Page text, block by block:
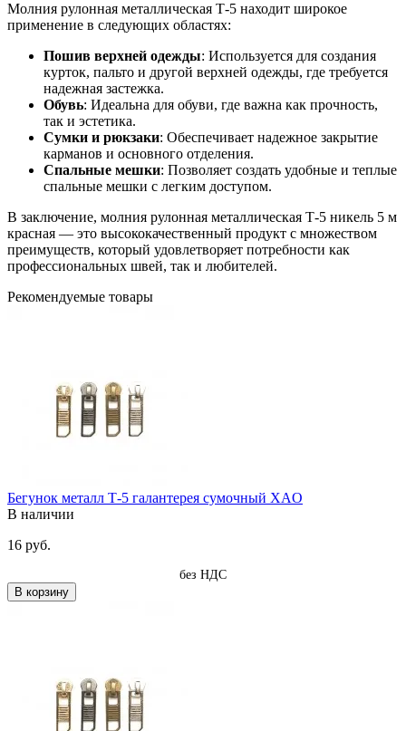
Молния рулонная металлическая Т-5 находит широкое
применение в следующих областях:
Пошив верхней одежды: Используется для создания
курток, пальто и другой верхней одежды, где требуется
надежная застежка.
Обувь: Идеальна для обуви, где важна как прочность,
так и эстетика.
Сумки и рюкзаки: Обеспечивает надежное закрытие
карманов и основного отделения.
Спальные мешки: Позволяет создать удобные и теплые
спальные мешки с легким доступом.
В заключение, молния рулонная металлическая Т-5 никель 5 м
красная — это высококачественный продукт с множеством
преимуществ, который удовлетворяет потребности как
профессиональных швей, так и любителей.
Рекомендуемые товары
Бегунок металл Т-5 галантерея сумочный XAO
В наличии
16 руб.
без НДС
В корзину